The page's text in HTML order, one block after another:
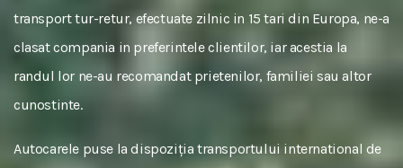
transport tur-retur, efectuate zilnic in 15 tari din Europa, ne-a
clasat compania in preferintele clientilor, iar acestia la
randul lor ne-au recomandat prietenilor, familiei sau altor
cunostinte.
Autocarele puse la dispoziția transportului international de